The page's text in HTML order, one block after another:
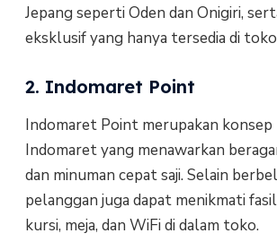
Jepang seperti Oden dan Onigiri,
eksklusif yang hanya tersedia di
2. Indomaret Point
Indomaret Point merupakan konsep
Indomaret yang menawarkan
dan minuman cepat saji. Selain
pelanggan juga dapat menikmati
kursi, meja, dan WiFi di dalam toko.